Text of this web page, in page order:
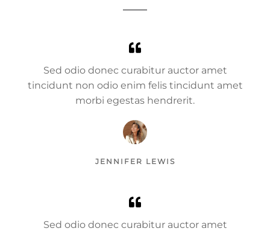
Sed odio donec curabitur auctor amet
tincidunt non odio enim felis tincidunt amet
morbi egestas hendrerit.
JENNIFER LEWIS
Sed odio donec curabitur auctor amet